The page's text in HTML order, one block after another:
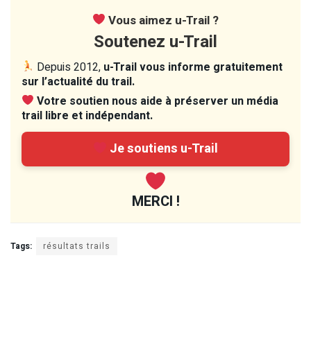
Vous aimez u-Trail ?
Soutenez u-Trail
Depuis 2012, u-Trail vous informe gratuitement
sur l’actualité du trail.
Votre soutien nous aide à préserver un média
trail libre et indépendant.
Je soutiens u-Trail
MERCI !
Tags: résultats trails